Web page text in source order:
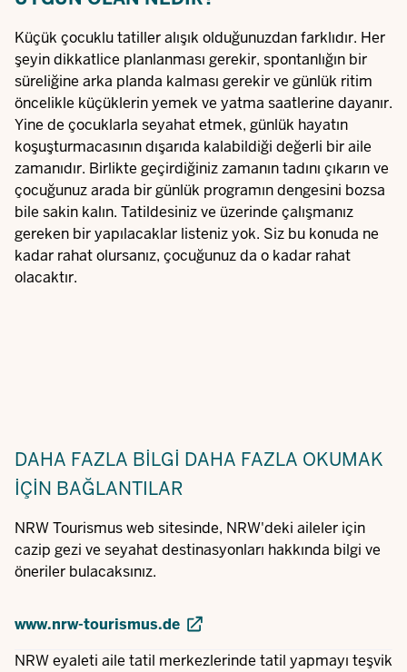
Küçük çocuklu tatiller alışık olduğunuzdan farklıdır. Her
şeyin dikkatlice planlanması gerekir, spontanlığın bir
süreliğine arka planda kalması gerekir ve günlük ritim
öncelikle küçüklerin yemek ve yatma saatlerine dayanır.
Yine de çocuklarla seyahat etmek, günlük hayatın
koşuşturmacasının dışarıda kalabildiği değerli bir aile
zamanıdır. Birlikte geçirdiğiniz zamanın tadını çıkarın ve
çocuğunuz arada bir günlük programın dengesini bozsa
bile sakin kalın. Tatildesiniz ve üzerinde çalışmanız
gereken bir yapılacaklar listeniz yok. Siz bu konuda ne
kadar rahat olursanız, çocuğunuz da o kadar rahat
olacaktır.
DAHA FAZLA BILGI DAHA FAZLA OKUMAK
IÇIN BAĞLANTILAR
NRW Tourismus web sitesinde, NRW'deki aileler için
cazip gezi ve seyahat destinasyonları hakkında bilgi ve
öneriler bulacaksınız.
www.nrw-tourismus.de
NRW eyaleti aile tatil merkezlerinde tatil yapmayı teşvik